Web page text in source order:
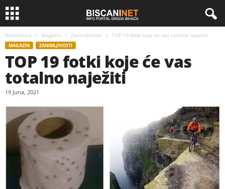
Naslovnica Magazin Zanimljivosti TOP 19 fotki koje će vas totalno naježiti
MAGAZIN ZANIMLJIVOSTI
TOP 19 fotki koje će vas
totalno naježiti
19 Juna, 2021